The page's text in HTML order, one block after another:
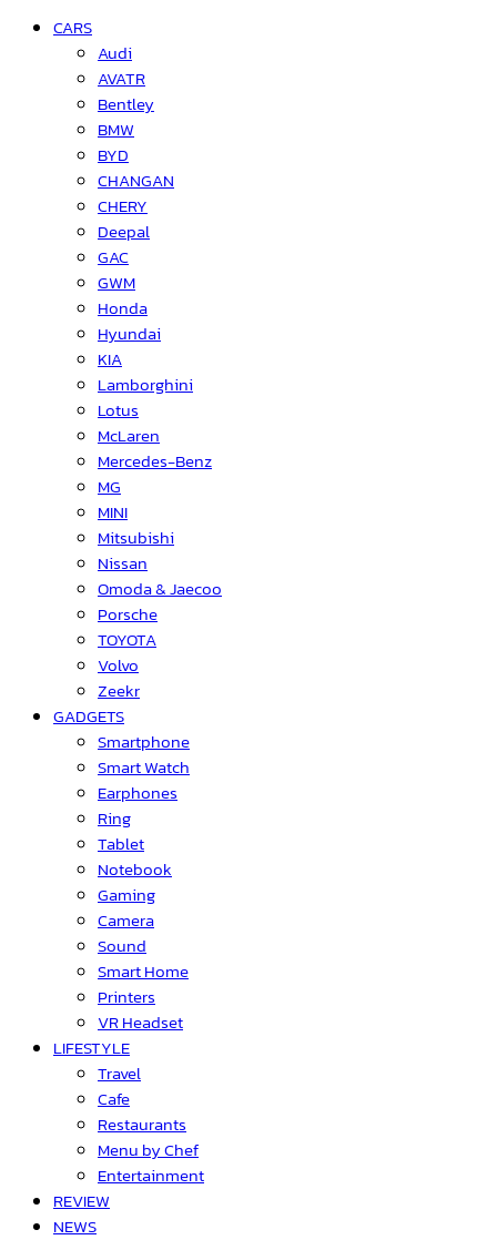
CARS
Audi
AVATR
Bentley
BMW
BYD
CHANGAN
CHERY
Deepal
GAC
GWM
Honda
Hyundai
KIA
Lamborghini
Lotus
McLaren
Mercedes-Benz
MG
MINI
Mitsubishi
Nissan
Omoda & Jaecoo
Porsche
TOYOTA
Volvo
Zeekr
GADGETS
Smartphone
Smart Watch
Earphones
Ring
Tablet
Notebook
Gaming
Camera
Sound
Smart Home
Printers
VR Headset
LIFESTYLE
Travel
Cafe
Restaurants
Menu by Chef
Entertainment
REVIEW
NEWS